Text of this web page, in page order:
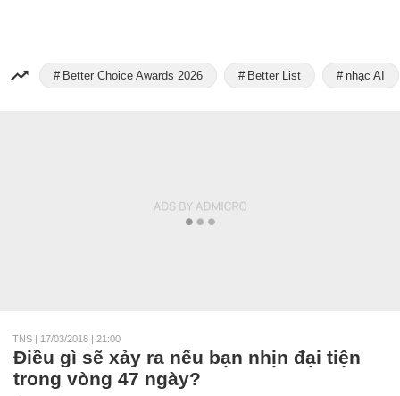
Better Choice Awards 2026 Better List nhạc AI
TNS | 17/03/2018 | 21:00
Điều gì sẽ xảy ra nếu bạn nhịn đại tiện
trong vòng 47 ngày?